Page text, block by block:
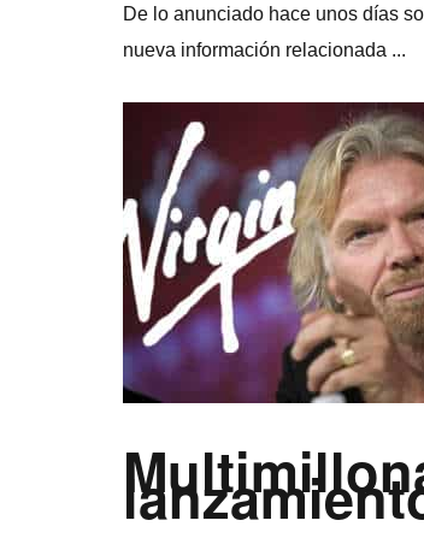
De lo anunciado hace unos dí­as
nueva información relacionada ...